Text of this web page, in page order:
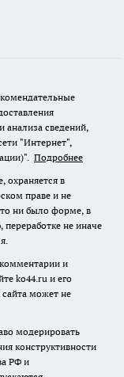
анализа сведений,
"Интернет",
Подробнее
охраняется в
праве и не
ни было форме, в
не иначе
комментарии и
ko44.ru и его
может не
модерировать
конструктивности
РФ и